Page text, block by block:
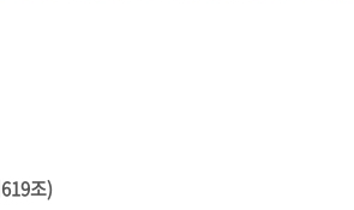
조)